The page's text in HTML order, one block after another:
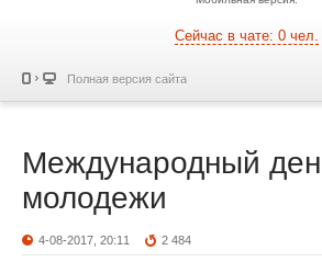
Сейчас в чате: 0 чел.
Полная версия сайта
Международный
молодежи
4-08-2017, 20:11 2 484